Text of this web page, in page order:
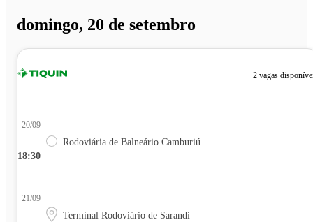
domingo, 20 de setembro
2 vagas
18:30
20/09
Rodoviária de Balneário Camburiú
21/09
Terminal Rodoviário de Sarandi